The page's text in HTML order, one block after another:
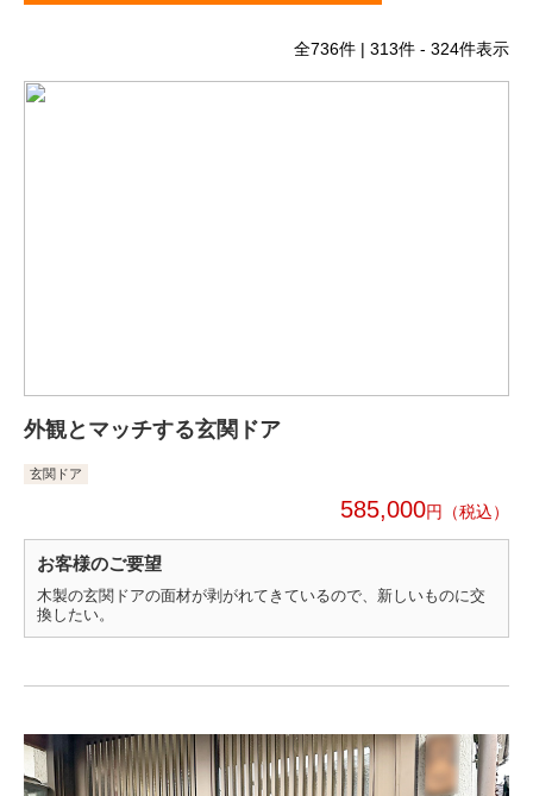
全736件 | 313件 - 324件表示
外観とマッチする玄関ドア
玄関ドア
585,000円
お客様のご要望
木製の玄関ドアの面材が剥がれてきているので、新しいものに交
換したい。